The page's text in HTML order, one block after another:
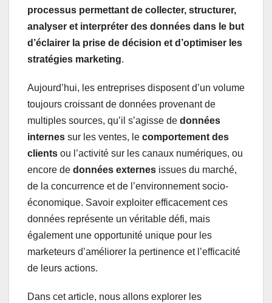
processus permettant de collecter, structurer,
analyser et interpréter des données dans le but
d’éclairer la prise de décision et d’optimiser les
stratégies marketing.
Aujourd’hui, les entreprises disposent d’un volume
toujours croissant de données provenant de
multiples sources, qu’il s’agisse de données
internes sur les ventes, le comportement des
clients ou l’activité sur les canaux numériques, ou
encore de données externes issues du marché,
de la concurrence et de l’environnement socio-
économique. Savoir exploiter efficacement ces
données représente un véritable défi, mais
également une opportunité unique pour les
marketeurs d’améliorer la pertinence et l’efficacité
de leurs actions.
Dans cet article, nous allons explorer les